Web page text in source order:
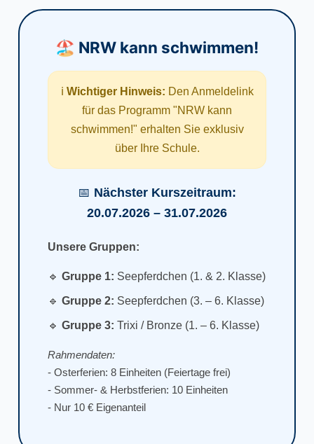
🏖️ NRW kann schwimmen!
ℹ️ Wichtiger Hinweis: Den Anmeldelink
für das Programm "NRW kann
schwimmen!" erhalten Sie exklusiv
über Ihre Schule.
📅 Nächster Kurszeitraum:
20.07.2026 – 31.07.2026
Unsere Gruppen:
🔹 Gruppe 1: Seepferdchen (1. & 2. Klasse)
🔹 Gruppe 2: Seepferdchen (3. – 6. Klasse)
🔹 Gruppe 3: Trixi / Bronze (1. – 6. Klasse)
Rahmendaten:
- Osterferien: 8 Einheiten (Feiertage frei)
- Sommer- & Herbstferien: 10 Einheiten
- Nur 10 € Eigenanteil